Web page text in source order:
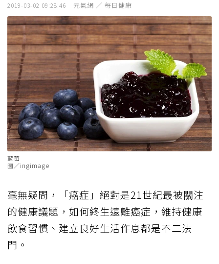
2019-03-02 09:28:46 元氣網 ／ 每日健康
藍莓
圖／ingimage
毫無疑問，「癌症」絕對是21世紀最被關注
的健康議題，如何終生遠離癌症，維持健康
飲食習慣、建立良好生活作息都是不二法
門。